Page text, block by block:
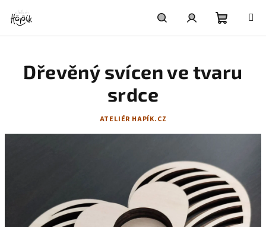
obsah
HledatPřihlášeníNákupní
košík
Dřevěný svícen ve tvaru
srdce
ATELIÉR HAPÍK.CZ